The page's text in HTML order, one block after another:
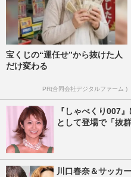
宝くじの“運任せ”から抜けた人
だけ変わる
PR(合同会社デジタルファーム )
『しゃべくり007
として登場で「抜
川口春奈＆サッカ